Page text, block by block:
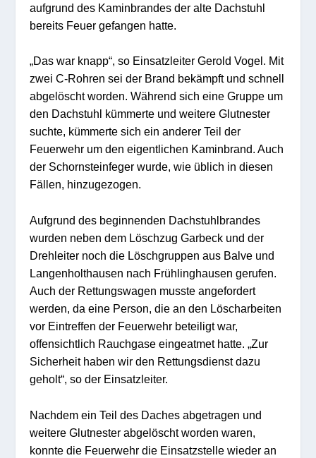
aufgrund des Kaminbrandes der alte Dachstuhl
bereits Feuer gefangen hatte.
„Das war knapp“, so Einsatzleiter Gerold Vogel. Mit
zwei C-Rohren sei der Brand bekämpft und schnell
abgelöscht worden. Während sich eine Gruppe um
den Dachstuhl kümmerte und weitere Glutnester
suchte, kümmerte sich ein anderer Teil der
Feuerwehr um den eigentlichen Kaminbrand. Auch
der Schornsteinfeger wurde, wie üblich in diesen
Fällen, hinzugezogen.
Aufgrund des beginnenden Dachstuhlbrandes
wurden neben dem Löschzug Garbeck und der
Drehleiter noch die Löschgruppen aus Balve und
Langenholthausen nach Frühlinghausen gerufen.
Auch der Rettungswagen musste angefordert
werden, da eine Person, die an den Löscharbeiten
vor Eintreffen der Feuerwehr beteiligt war,
offensichtlich Rauchgase eingeatmet hatte. „Zur
Sicherheit haben wir den Rettungsdienst dazu
geholt“, so der Einsatzleiter.
Nachdem ein Teil des Daches abgetragen und
weitere Glutnester abgelöscht worden waren,
konnte die Feuerwehr die Einsatzstelle wieder an